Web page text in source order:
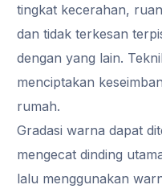
tingkat kecerahan,
dan tidak terkesan
dengan yang lain.
menciptakan
rumah.
Gradasi warna dapat
mengecat dinding
lalu menggunakan